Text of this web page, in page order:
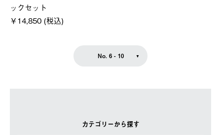
カテゴリーから探す
ックセット
￥14,850 (税込)
No. 6 - 10